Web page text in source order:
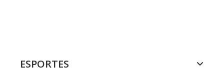
ESPORTES